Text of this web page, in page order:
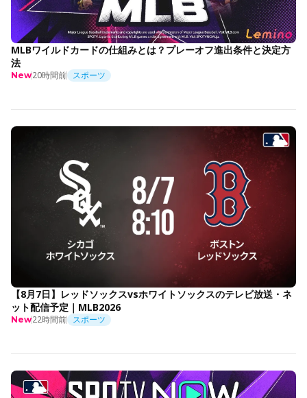
MLBワイルドカードの仕組みとは？プレーオフ進出条件と決定方
法
New20時間前 スポーツ
【8月7日】レッドソックスvsホワイトソックスのテレビ放送・ネ
ット配信予定｜MLB2026
New22時間前 スポーツ